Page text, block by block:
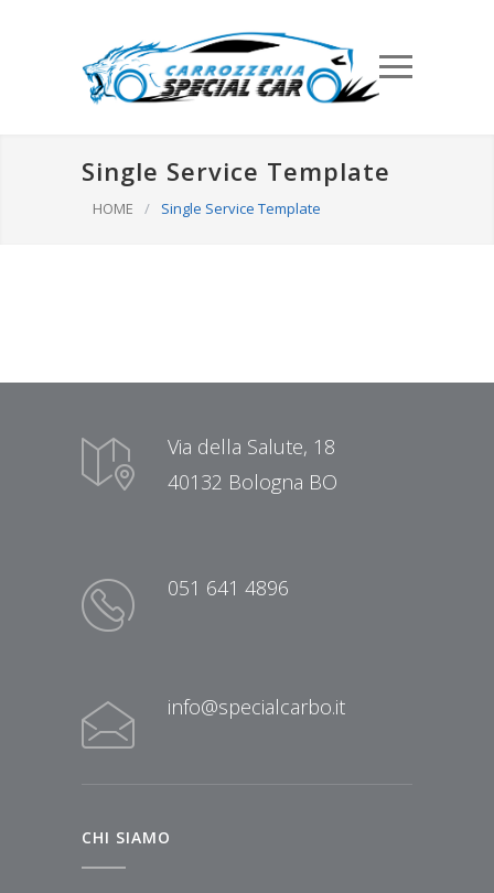
Single Service Template
HOME / Single Service Template
Via della Salute, 18
40132 Bologna BO
051 641 4896
info@specialcarbo.it
CHI SIAMO